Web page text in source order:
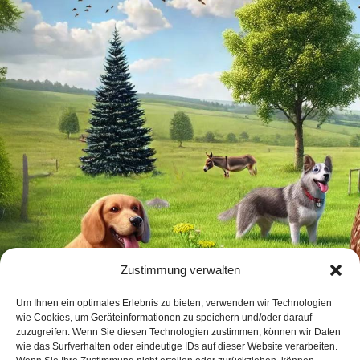
Zustimmung verwalten
Um Ihnen ein optimales Erlebnis zu bieten, verwenden wir Technologien
wie Cookies, um Geräteinformationen zu speichern und/oder darauf
zuzugreifen. Wenn Sie diesen Technologien zustimmen, können wir Daten
wie das Surfverhalten oder eindeutige IDs auf dieser Website verarbeiten.